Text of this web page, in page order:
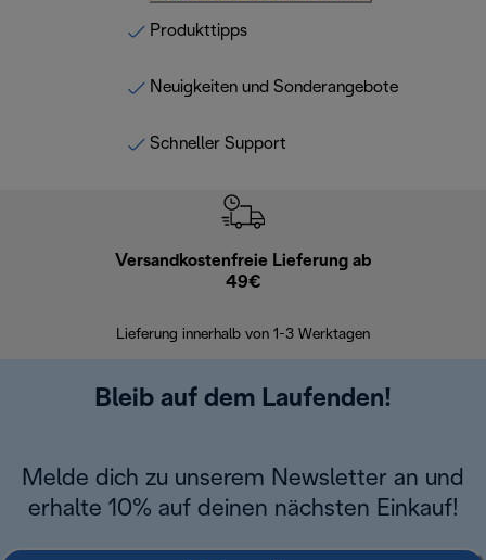
Produkttipps
Neuigkeiten und Sonderangebote
Schneller Support
Versandkostenfreie Lieferung ab
49€
Lieferung innerhalb von 1-3 Werktagen
Bleib auf dem Laufenden!
Melde dich zu unserem Newsletter an und
erhalte 10% auf deinen nächsten Einkauf!